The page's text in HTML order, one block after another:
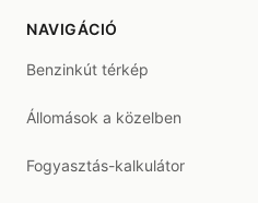
NAVIGÁCIÓ
Benzinkút térkép
Állomások a közelben
Fogyasztás-kalkulátor